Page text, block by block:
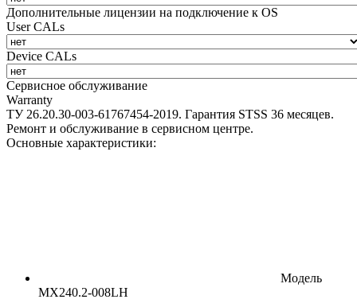
Дополнительные лицензии на подключение к OS
User CALs
Device CALs
Сервисное обслуживание
Warranty
ТУ 26.20.30-003-61767454-2019. Гарантия STSS 36 месяцев.
Ремонт и обслуживание в сервисном центре.
Основные характеристики:
Модель
MX240.2-008LH